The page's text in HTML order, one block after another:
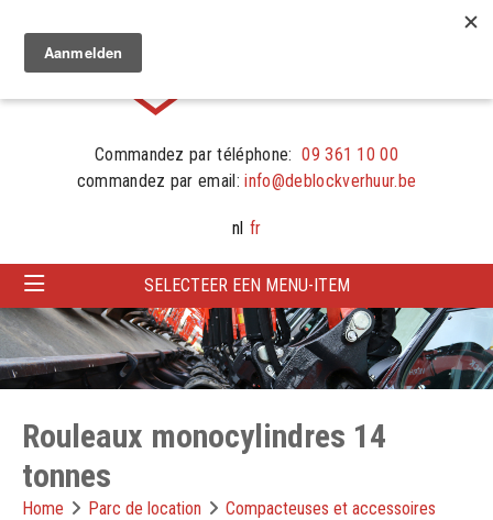
Commandez par téléphone: 09 361 10 00
commandez par email: info@deblockverhuur.be
nl fr
SELECTEER EEN MENU-ITEM
Rouleaux monocylindres 14
tonnes
Home Parc de location
Compacteuses et accessoires